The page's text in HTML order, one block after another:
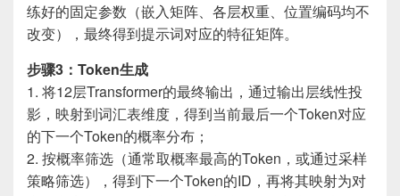
练好的固定参数（嵌入矩阵、各层权重、位置编码均不
改变），最终得到提示词对应的特征矩阵。
步骤3：Token生成
1. 将12层Transformer的最终输出，通过输出层线性投
影，映射到词汇表维度，得到当前最后一个Token对应
的下一个Token的概率分布；
2. 按概率筛选（通常取概率最高的Token，或通过采样
策略筛选），得到下一个Token的ID，再将其映射为对